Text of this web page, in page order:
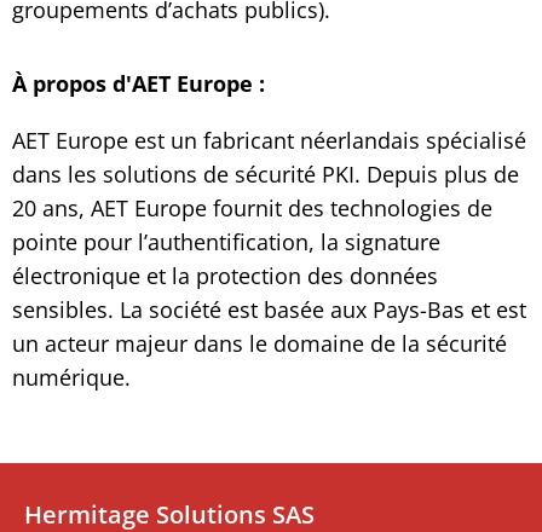
groupements d’achats publics).
À propos d'AET Europe :
AET Europe est un fabricant néerlandais spécialisé
dans les solutions de sécurité PKI. Depuis plus de
20 ans, AET Europe fournit des technologies de
pointe pour l’authentification, la signature
électronique et la protection des données
sensibles. La société est basée aux Pays-Bas et est
un acteur majeur dans le domaine de la sécurité
numérique.
Hermitage Solutions SAS